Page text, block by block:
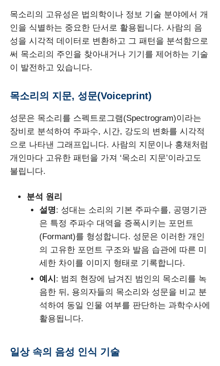
목소리의 고유성은 법의학이나 정보 기술 분야에서 개
인을 식별하는 중요한 단서로 활용됩니다. 사람의 음
성을 시각적 데이터로 변환하고 그 패턴을 분석함으로
써 목소리의 주인을 찾아내거나 기기를 제어하는 기술
이 발전하고 있습니다.
목소리의 지문, 성문(Voiceprint)
성문은 목소리를 스펙트로그램(Spectrogram)이라는
장비로 분석하여 주파수, 시간, 강도의 변화를 시각적
으로 나타낸 그래프입니다. 사람의 지문이나 홍채처럼
개인마다 고유한 패턴을 가져 ‘목소리 지문’이라고도
불립니다.
분석 원리
설명: 성대는 소리의 기본 주파수를, 공명기관
은 특정 주파수 대역을 증폭시키는 포먼트
(Formant)를 형성합니다. 성문은 이러한 개인
의 고유한 포먼트 구조와 발음 습관에 따른 미
세한 차이를 이미지 형태로 기록합니다.
예시 : 범죄 현장에 남겨진 범인의 목소리를 녹
음한 뒤, 용의자들의 목소리와 성문을 비교 분
석하여 동일 인물 여부를 판단하는 과학수사에
활용됩니다.
일상 속의 음성 인식 기술